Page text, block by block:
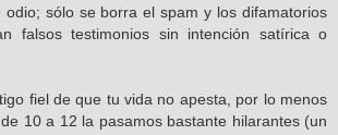
odio; sólo se borra el spam y los difamatorios
falsos testimonios sin intención satírica o
fiel de que tu vida no apesta, por lo menos
10 a 12 la pasamos bastante hilarantes (un